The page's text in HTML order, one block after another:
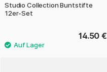
Studio Collection Buntstifte
12er-Set
14.50 €